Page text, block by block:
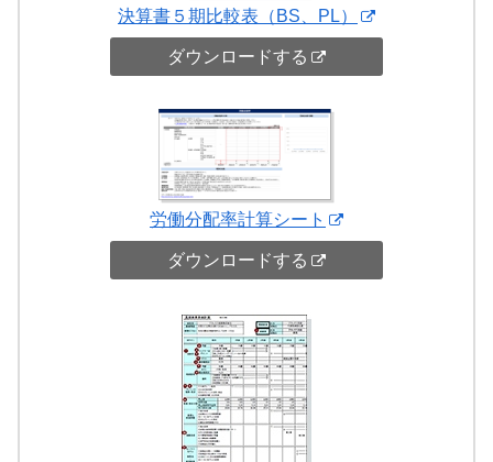
決算書５期比較表（BS、PL）
ダウンロードする
労働分配率計算シート
ダウンロードする